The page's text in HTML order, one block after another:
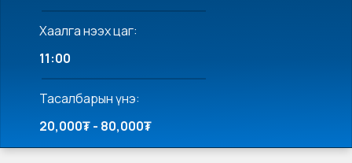
Хаалга нээх цаг:
11:00
Тасалбарын үнэ:
20,000₮ - 80,000₮